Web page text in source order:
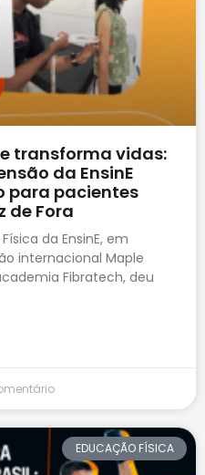
transforma vidas:
da EnsinE
para pacientes
de Fora
da EnsinE, em
internacional Maple
Fibratech, deu
EDUCAÇÃO FÍSICA